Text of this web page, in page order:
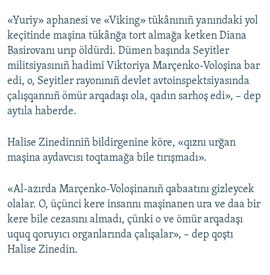
«Yuriy» aphanesi ve «Viking» tükânınıñ yanındaki yol
keçitinde maşina tükânğa tort almağa ketken Diana
Basirovanı urıp öldürdi. Dümen başında Seyitler
militsiyasınıñ hadimi Viktoriya Marçenko-Voloşina bar
edi, o, Seyitler rayonınıñ devlet avtoinspektsiyasında
çalışqannıñ ömür arqadaşı ola, qadın sarhoş edi», – dep
aytıla haberde.
Halise Zinedinniñ bildirgenine köre, «qıznı urğan
maşina aydavcısı toqtamağa bile tırışmadı».
«Al-azırda Marçenko-Voloşinanıñ qabaatını gizleycek
olalar. O, üçünci kere insannı maşinanen ura ve daa bir
kere bile cezasını almadı, çünki o ve ömür arqadaşı
uquq qoruyıcı organlarında çalışalar», – dep qoştı
Halise Zinedin.